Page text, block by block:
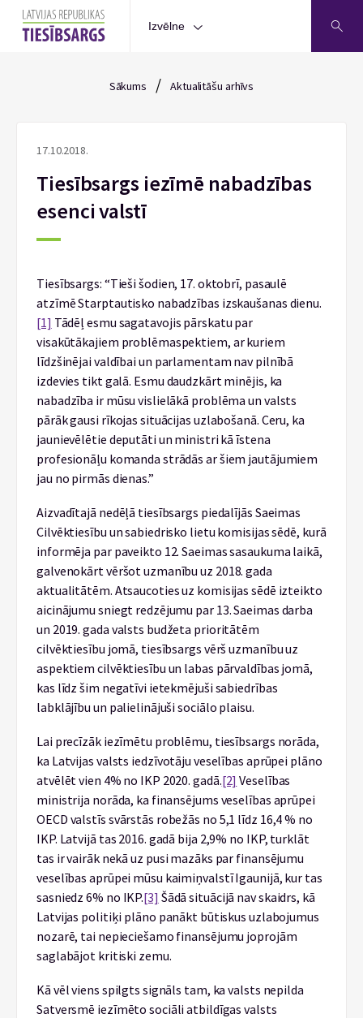
Izvēlne
Sākums / Aktualitāšu arhīvs
17.10.2018.
Tiesībsargs iezīmē nabadzības
esenci valstī
Tiesībsargs: “Tieši šodien, 17. oktobrī, pasaulē
atzīmē Starptautisko nabadzības izskaušanas dienu.
[1] Tādēļ esmu sagatavojis pārskatu par
visakūtākajiem problēmaspektiem, ar kuriem
līdzšinējai valdībai un parlamentam nav pilnībā
izdevies tikt galā. Esmu daudzkārt minējis, ka
nabadzība ir mūsu vislielākā problēma un valsts
pārāk gausi rīkojas situācijas uzlabošanā. Ceru, ka
jaunievēlētie deputāti un ministri kā īstena
profesionāļu komanda strādās ar šiem jautājumiem
jau no pirmās dienas.”
Aizvadītajā nedēļā tiesībsargs piedalījās Saeimas
Cilvēktiesību un sabiedrisko lietu komisijas sēdē, kurā
informēja par paveikto 12. Saeimas sasaukuma laikā,
galvenokārt vēršot uzmanību uz 2018. gada
aktualitātēm. Atsaucoties uz komisijas sēdē izteikto
aicinājumu sniegt redzējumu par 13. Saeimas darba
un 2019. gada valsts budžeta prioritātēm
cilvēktiesību jomā, tiesībsargs vērš uzmanību uz
aspektiem cilvēktiesību un labas pārvaldības jomā,
kas līdz šim negatīvi ietekmējuši sabiedrības
labklājību un palielinājuši sociālo plaisu.
Lai precīzāk iezīmētu problēmu, tiesībsargs norāda,
ka Latvijas valsts iedzīvotāju veselības aprūpei plāno
atvēlēt vien 4% no IKP 2020. gadā.[2] Veselības
ministrija norāda, ka finansējums veselības aprūpei
OECD valstīs svārstās robežās no 5,1 līdz 16,4 % no
IKP. Latvijā tas 2016. gadā bija 2,9% no IKP, turklāt
tas ir vairāk nekā uz pusi mazāks par finansējumu
veselības aprūpei mūsu kaimiņvalstī Igaunijā, kur tas
sasniedz 6% no IKP.[3] Šādā situācijā nav skaidrs, kā
Latvijas politiķi plāno panākt būtiskus uzlabojumus
nozarē, tai nepieciešamo finansējumu joprojām
saglabājot kritiski zemu.
Kā vēl viens spilgts signāls tam, ka valsts nepilda
Satversmē iezīmēto sociāli atbildīgas valsts